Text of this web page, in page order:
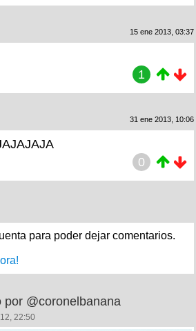
15 ene 2013, 03:37
1
31 ene 2013, 10:06
0
para poder dejar comentarios.
por @coronelbanana
22:50